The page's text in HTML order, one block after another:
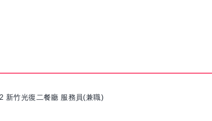
新竹光復二餐廳 服務員(兼職)